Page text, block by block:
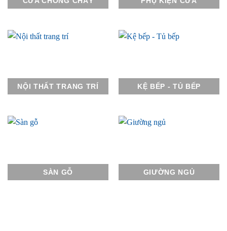
NỘI THẤT TRANG TRÍ KỆ BẾP - TỦ BẾP
SÀN GỖ GIƯỜNG NGỦ